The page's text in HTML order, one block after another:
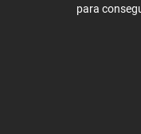
para